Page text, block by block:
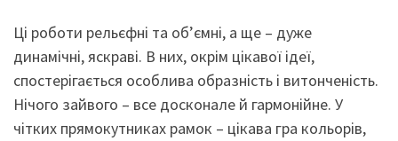
Ці роботи рельєфні та об’ємні, а ще – дуже
динамічні, яскраві. В них, окрім цікавої ідеї,
спостерігається особлива образність і витонченість.
Нічого зайвого – все досконале й гармонійне. У
чітких прямокутниках рамок – цікава гра кольорів,